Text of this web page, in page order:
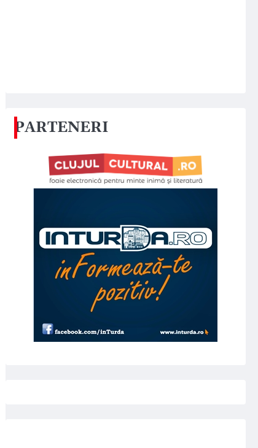
PARTENERI